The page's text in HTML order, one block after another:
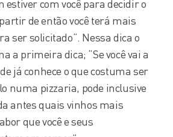
estiver com você para decidir o
de então você terá mais
ser solicitado”. Nessa dica o
a primeira dica; “Se você vai a
já conhece o que costuma ser
numa pizzaria, pode inclusive
antes quais vinhos mais
que você e seus